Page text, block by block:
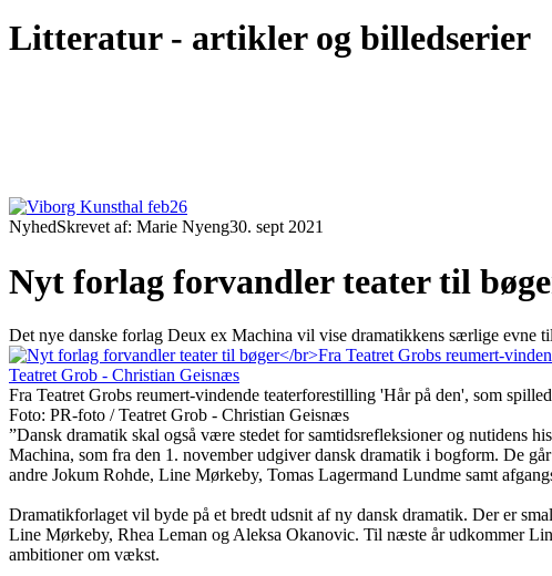
Litteratur - artikler og billedserier
NyhedSkrevet af: Marie Nyeng30. sept 2021
Nyt forlag forvandler teater til
Det nye danske forlag Deux ex Machina vil vise dramatikkens særlige evne
Fra Teatret Grobs reumert-vindende teaterforestilling 'Hår på den', som
Foto: PR-foto / Teatret Grob - Christian Geisnæs
”Dansk dramatik skal også være stedet for samtidsrefleksioner og nutidens
Machina, som fra den 1. november udgiver dansk dramatik i bogform. De
andre Jokum Rohde, Line Mørkeby, Tomas Lagermand Lundme samt
Dramatikforlaget vil byde på et bredt udsnit af ny dansk dramatik. Der er
Line Mørkeby, Rhea Leman og Aleksa Okanovic. Til næste år udkommer
ambitioner om vækst.